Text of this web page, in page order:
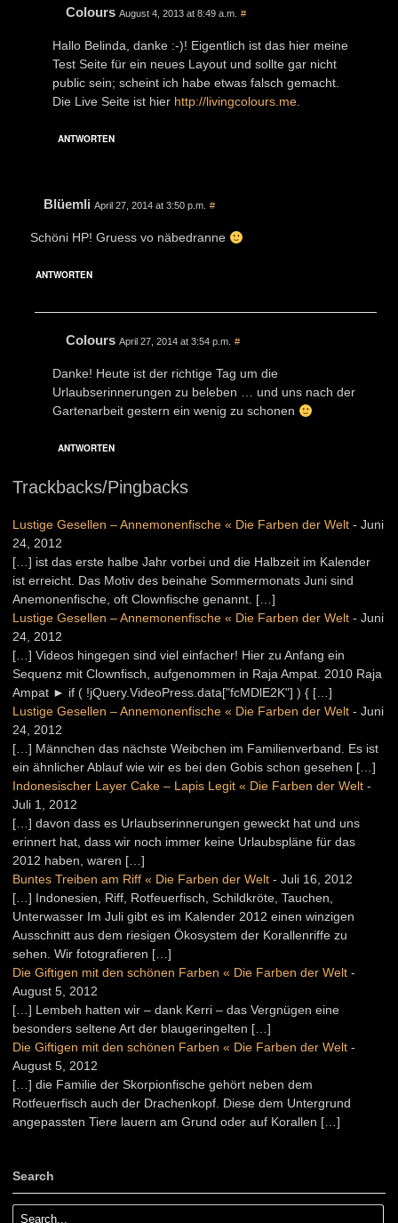
Colours August 4, 2013 at 8:49 a.m. #
Hallo Belinda, danke :-)! Eigentlich ist das hier meine
Test Seite für ein neues Layout und sollte gar nicht
public sein; scheint ich habe etwas falsch gemacht.
Die Live Seite ist hier http://livingcolours.me.
ANTWORTEN
Blüemli April 27, 2014 at 3:50 p.m. #
Schöni HP! Gruess vo näbedranne
ANTWORTEN
Colours April 27, 2014 at 3:54 p.m. #
Danke! Heute ist der richtige Tag um die
Urlaubserinnerungen zu beleben … und uns nach der
Gartenarbeit gestern ein wenig zu schonen
ANTWORTEN
Trackbacks/Pingbacks
Lustige Gesellen – Annemonenfische « Die Farben der Welt - Juni
24, 2012
[…] ist das erste halbe Jahr vorbei und die Halbzeit im Kalender
ist erreicht. Das Motiv des beinahe Sommermonats Juni sind
Anemonenfische, oft Clownfische genannt. […]
Lustige Gesellen – Annemonenfische « Die Farben der Welt - Juni
24, 2012
[…] Videos hingegen sind viel einfacher! Hier zu Anfang ein
Sequenz mit Clownfisch, aufgenommen in Raja Ampat. 2010 Raja
Ampat ► if ( !jQuery.VideoPress.data["fcMDlE2K"] ) { […]
Lustige Gesellen – Annemonenfische « Die Farben der Welt - Juni
24, 2012
[…] Männchen das nächste Weibchen im Familienverband. Es ist
ein ähnlicher Ablauf wie wir es bei den Gobis schon gesehen […]
Indonesischer Layer Cake – Lapis Legit « Die Farben der Welt -
Juli 1, 2012
[…] davon dass es Urlaubserinnerungen geweckt hat und uns
erinnert hat, dass wir noch immer keine Urlaubspläne für das
2012 haben, waren […]
Buntes Treiben am Riff « Die Farben der Welt - Juli 16, 2012
[…] Indonesien, Riff, Rotfeuerfisch, Schildkröte, Tauchen,
Unterwasser Im Juli gibt es im Kalender 2012 einen winzigen
Ausschnitt aus dem riesigen Ökosystem der Korallenriffe zu
sehen. Wir fotografieren […]
Die Giftigen mit den schönen Farben « Die Farben der Welt -
August 5, 2012
[…] Lembeh hatten wir – dank Kerri – das Vergnügen eine
besonders seltene Art der blaugeringelten […]
Die Giftigen mit den schönen Farben « Die Farben der Welt -
August 5, 2012
[…] die Familie der Skorpionfische gehört neben dem
Rotfeuerfisch auch der Drachenkopf. Diese dem Untergrund
angepassten Tiere lauern am Grund oder auf Korallen […]
Search